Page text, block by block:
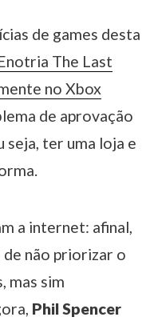
de games desta
The Last
no Xbox
de aprovação
ter uma loja e
a internet: afinal,
de não priorizar o
mas sim
Phil Spencer